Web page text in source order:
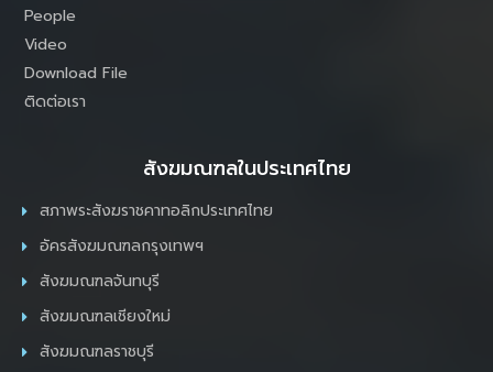
People
Video
Download File
ติดต่อเรา
สังฆมณฑลในประเทศไทย
สภาพระสังฆราชคาทอลิกประเทศไทย
อัครสังฆมณฑลกรุงเทพฯ
สังฆมณฑลจันทบุรี
สังฆมณฑลเชียงใหม่
สังฆมณฑลราชบุรี